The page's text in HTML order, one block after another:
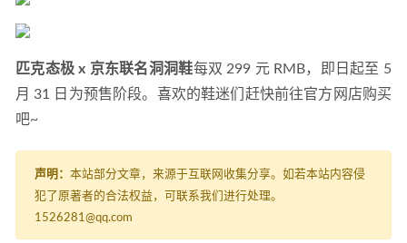
匹克态极 x 京东联名洞洞鞋每双 299 元 RMB，即日起至 5
月 31 日为预售阶段。喜欢的鞋迷们赶快前往官方网店购买
吧~
声明： 本站部分文章，来源于互联网收集分享。如若本站内容侵
犯了原著者的合法权益，可联系我们进行处理。
1526281@qq.com